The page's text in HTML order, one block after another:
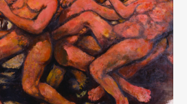
Magazine
About
Contact